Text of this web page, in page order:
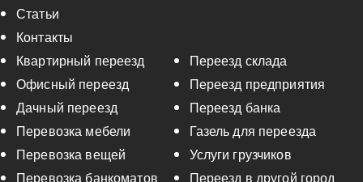
Статьи
Контакты
Квартирный переезд
Офисный переезд
Дачный переезд
Перевозка мебели
Перевозка вещей
Перевозка банкоматов
Переезд склада
Переезд предприятия
Переезд банка
Газель для переезда
Услуги грузчиков
Переезд в другой город